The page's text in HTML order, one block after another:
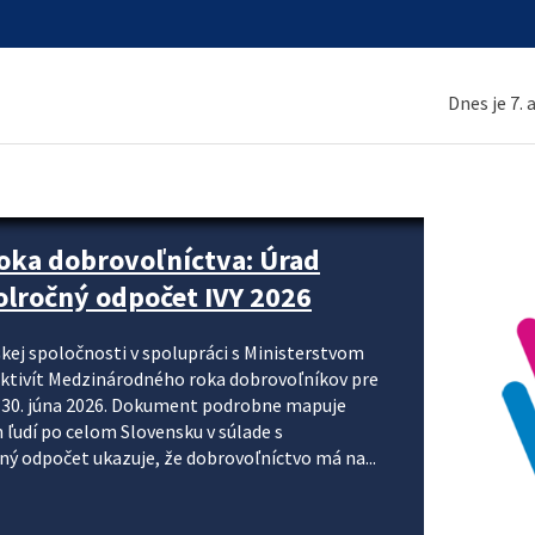
Dnes je 7.
krok za krokom
systému DPH a digitalizácie fakturačných
k tomu, aby sa elektronická faktúra stala
je priniesť jednoduchšie, rýchlejšie a
údajov, znížiť riziko chýb a podporiť
preto nepredstavuje...